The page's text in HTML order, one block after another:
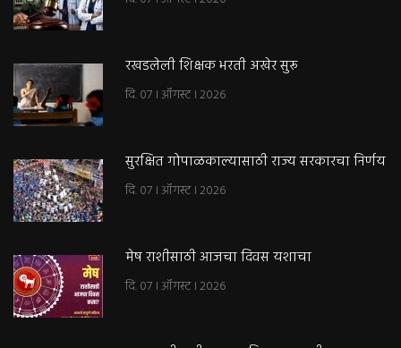
रखडलेली शिक्षक भरती अखेर सुरू
दि. 07 । ऑगस्ट । 2026
सुरक्षित गोपाळकाल्यासाठी राज्य सरकारचा निर्णय
दि. 07 । ऑगस्ट । 2026
मेष राशीसाठी आजचा दिवस यशाचा
दि. 07 । ऑगस्ट । 2026